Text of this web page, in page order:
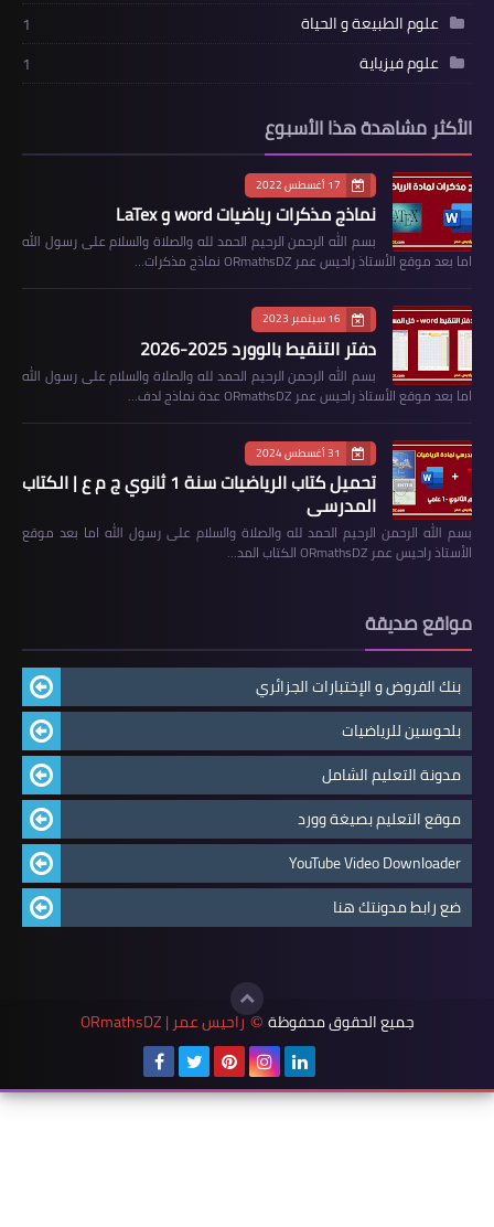
علوم الطبيعة و الحياة
1
علوم فيزياية
1
الأكثر مشاهدة هذا الأسبوع
17 أغسطس 2022
نماذج مذكرات رياضيات word و LaTex
بسم الله الرحمن الرحيم الحمد لله والصلاة والسلام على رسول الله
اما بعد موقع الأستاذ راحيس عمر ORmathsDZ نماذج مذكرات…
16 سبتمبر 2023
دفتر التنقيط بالوورد 2025-2026
بسم الله الرحمن الرحيم الحمد لله والصلاة والسلام على رسول الله
اما بعد موقع الأستاذ راحيس عمر ORmathsDZ عدة نماذج لدف…
31 أغسطس 2024
تحميل كتاب الرياضيات سنة 1 ثانوي ج م ع | الكتاب
المدرسي
بسم الله الرحمن الرحيم الحمد لله والصلاة والسلام على رسول الله اما بعد موقع
الأستاذ راحيس عمر ORmathsDZ الكتاب المد…
مواقع صديقة
بنك الفروض و الإختبارات الجزائري
بلحوسين للرياضيات
مدونة التعليم الشامل
موقع التعليم بصيغة وورد
YouTube Video Downloader
ضع رابط مدونتك هنا
جميع الحقوق محفوظة © راحيس عمر | ORmathsDZ